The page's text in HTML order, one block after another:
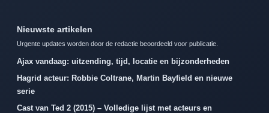
Nieuwste artikelen
Urgente updates worden door de redactie beoordeeld voor publicatie.
Ajax vandaag: uitzending, tijd, locatie en bijzonderheden
Hagrid acteur: Robbie Coltrane, Martin Bayfield en nieuwe
serie
Cast van Ted 2 (2015) – Volledige lijst met acteurs en